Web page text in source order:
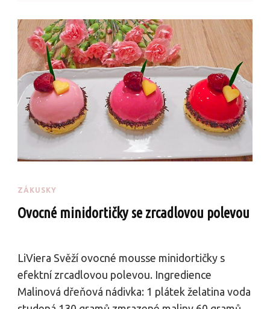
ZÁKUSKY
Ovocné minidortičky se zrcadlovou polevou
LiViera Svěží ovocné mousse minidortičky s
efektní zrcadlovou polevou. Ingredience
Malinová dřeňová nádivka: 1 plátek želatina voda